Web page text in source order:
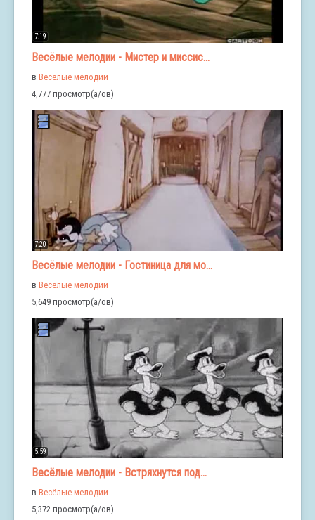
7:19
Весёлые мелодии - Мистер и миссис...
в Весёлые мелодии
4,777 просмотр(а/ов)
7:20
Весёлые мелодии - Гостиница для мо...
в Весёлые мелодии
5,649 просмотр(а/ов)
5:59
Весёлые мелодии - Встряхнутся под...
в Весёлые мелодии
5,372 просмотр(а/ов)